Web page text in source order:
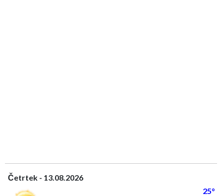
Četrtek - 13.08.2026
25°